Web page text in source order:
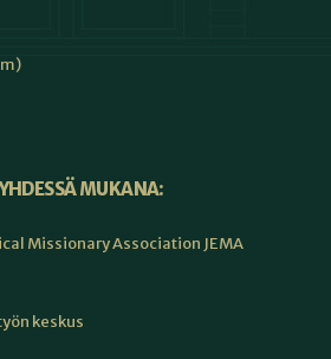
MUKANA:
Missionary Association JEMA
keskus